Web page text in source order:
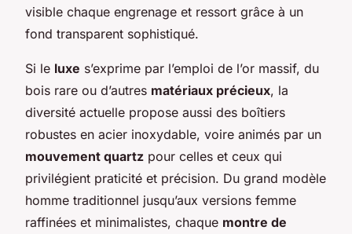
visible chaque engrenage et ressort grâce à un
fond transparent sophistiqué.
Si le luxe s’exprime par l’emploi de l’or massif, du
bois rare ou d’autres matériaux précieux, la
diversité actuelle propose aussi des boîtiers
robustes en acier inoxydable, voire animés par un
mouvement quartz pour celles et ceux qui
privilégient praticité et précision. Du grand modèle
homme traditionnel jusqu’aux versions femme
raffinées et minimalistes, chaque montre de